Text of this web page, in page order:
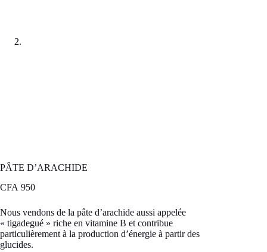
PÂTE D’ARACHIDE
CFA 950
Nous vendons de la pâte d’arachide aussi appelée
« tigadegué » riche en vitamine B et contribue
particulièrement à la production d’énergie à partir des
glucides.